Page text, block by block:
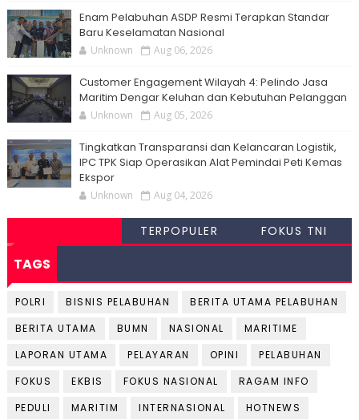
Enam Pelabuhan ASDP Resmi Terapkan Standar
Baru Keselamatan Nasional
Unknown Aug 06, 2026
Customer Engagement Wilayah 4: Pelindo Jasa
Maritim Dengar Keluhan dan Kebutuhan Pelanggan
Unknown Aug 05, 2026
Tingkatkan Transparansi dan Kelancaran Logistik,
IPC TPK Siap Operasikan Alat Pemindai Peti Kemas
Ekspor
Unknown Aug 04, 2026
TERPOPULER FOKUS TNI
TAGS
POLRI BISNIS PELABUHAN
BERITA UTAMA PELABUHAN
BERITA UTAMA
BUMN NASIONAL
MARITIME
LAPORAN UTAMA
PELAYARAN OPINI
PELABUHAN
FOKUS
EKBIS FOKUS NASIONAL
RAGAM INFO
PEDULI
MARITIM INTERNASIONAL
HOTNEWS